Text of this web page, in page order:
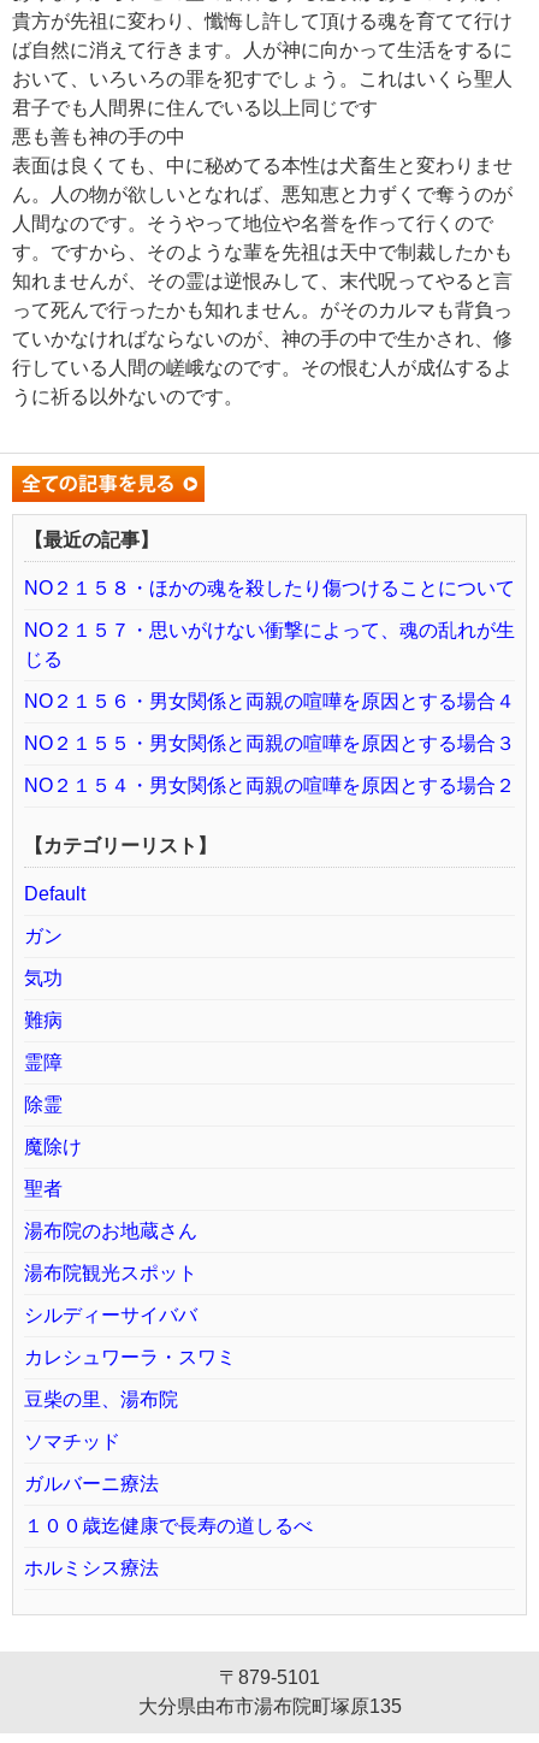
貴方が先祖に変わり、懺悔し許して頂ける魂を育てて行け
ば自然に消えて行きます。人が神に向かって生活をするに
おいて、いろいろの罪を犯すでしょう。これはいくら聖人
君子でも人間界に住んでいる以上同じです
悪も善も神の手の中
表面は良くても、中に秘めてる本性は犬畜生と変わりませ
ん。人の物が欲しいとなれば、悪知恵と力ずくで奪うのが
人間なのです。そうやって地位や名誉を作って行くので
す。ですから、そのような輩を先祖は天中で制裁したかも
知れませんが、その霊は逆恨みして、末代呪ってやると言
って死んで行ったかも知れません。がそのカルマも背負っ
ていかなければならないのが、神の手の中で生かされ、修
行している人間の嵯峨なのです。その恨む人が成仏するよ
うに祈る以外ないのです。
【最近の記事】
NO２１５８・ほかの魂を殺したり傷つけることについて
NO２１５７・思いがけない衝撃によって、魂の乱れが生
じる
NO２１５６・男女関係と両親の喧嘩を原因とする場合４
NO２１５５・男女関係と両親の喧嘩を原因とする場合３
NO２１５４・男女関係と両親の喧嘩を原因とする場合２
【カテゴリーリスト】
Default
ガン
気功
難病
霊障
除霊
魔除け
聖者
湯布院のお地蔵さん
湯布院観光スポット
シルディーサイババ
カレシュワーラ・スワミ
豆柴の里、湯布院
ソマチッド
ガルバーニ療法
１００歳迄健康で長寿の道しるべ
ホルミシス療法
〒879-5101
大分県由布市湯布院町塚原135